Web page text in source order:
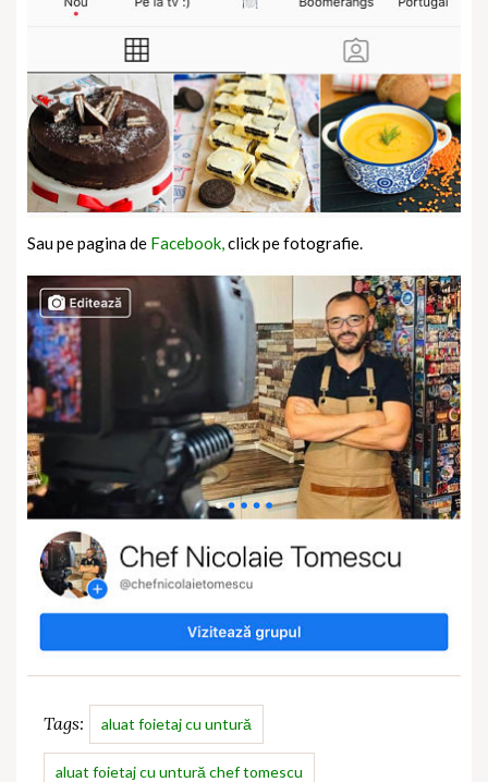
Sau pe pagina de Facebook,click pe fotografie.
Tags: aluat foietaj cu untură
aluat foietaj cu untură chef tomescu